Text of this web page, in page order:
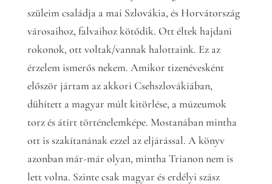
szüleim családja a mai Szlovákia, és Horvátország
városaihoz, falvaihoz kötődik. Ott éltek hajdani
rokonok, ott voltak/vannak halottaink. Ez az
érzelem ismerős nekem. Amikor tizenévesként
először jártam az akkori Csehszlovákiában,
dühített a magyar múlt kitörlése, a múzeumok
torz és átírt történelemképe. Mostanában mintha
ott is szakítanának ezzel az eljárással. A könyv
azonban már-már olyan, mintha Trianon nem is
lett volna. Szinte csak magyar és erdélyi szász